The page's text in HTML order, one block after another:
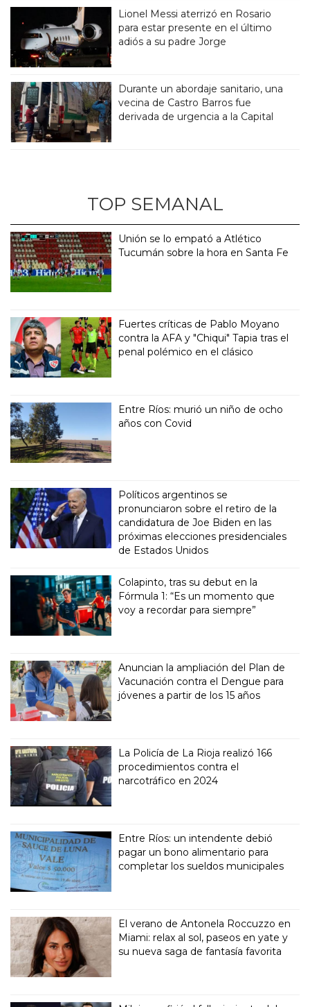
Lionel Messi aterrizó en Rosario
para estar presente en el último
adiós a su padre Jorge
Durante un abordaje sanitario, una
vecina de Castro Barros fue
derivada de urgencia a la Capital
TOP SEMANAL
Unión se lo empató a Atlético
Tucumán sobre la hora en Santa Fe
Fuertes críticas de Pablo Moyano
contra la AFA y "Chiqui" Tapia tras el
penal polémico en el clásico
Entre Ríos: murió un niño de ocho
años con Covid
Políticos argentinos se
pronunciaron sobre el retiro de la
candidatura de Joe Biden en las
próximas elecciones presidenciales
de Estados Unidos
Colapinto, tras su debut en la
Fórmula 1: “Es un momento que
voy a recordar para siempre”
Anuncian la ampliación del Plan de
Vacunación contra el Dengue para
jóvenes a partir de los 15 años
La Policía de La Rioja realizó 166
procedimientos contra el
narcotráfico en 2024
Entre Ríos: un intendente debió
pagar un bono alimentario para
completar los sueldos municipales
El verano de Antonela Roccuzzo en
Miami: relax al sol, paseos en yate y
su nueva saga de fantasía favorita